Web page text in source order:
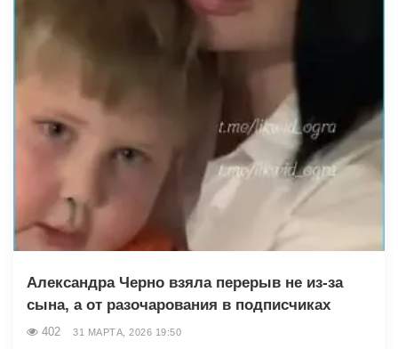
Александра Черно взяла перерыв не из-за
сына, а от разочарования в подписчиках
402 31 МАРТА, 2026 19:50